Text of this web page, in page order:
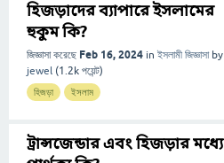
হিজড়াদের ব্যাপারে ইসলামের
হুকুম কি?
জিজ্ঞাসা করেছে Feb 16, 2024 in ইসলামী জিজ্ঞাসা by
jewel (1.2k পয়েন্ট)
হিজড়া ইসলাম
ট্রান্সজেন্ডার এবং হিজড়ার মধ্যে